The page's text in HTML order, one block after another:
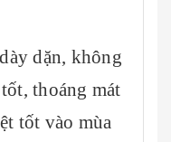
dặn, không
thoáng mát
tốt vào mùa